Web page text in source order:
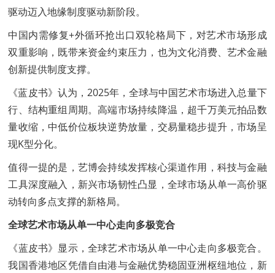
驱动迈入地缘制度驱动新阶段。
中国内需修复+外循环抢出口双轮格局下，对艺术市场形成
双重影响，既带来资金约束压力，也为文化消费、艺术金融
创新提供制度支撑。
《蓝皮书》认为，2025年，全球与中国艺术市场进入总量下
行、结构重组周期。高端市场持续降温，超千万美元拍品数
量收缩，中低价位板块逆势放量，交易量稳步提升，市场呈
现K型分化。
值得一提的是，艺博会持续发挥核心渠道作用，科技与金融
工具深度融入，新兴市场韧性凸显，全球市场从单一高价驱
动转向多点支撑的新格局。
全球艺术市场从单一中心走向多极竞合
《蓝皮书》显示，全球艺术市场从单一中心走向多极竞合。
我国香港地区凭借自由港与金融优势稳固亚洲枢纽地位，新